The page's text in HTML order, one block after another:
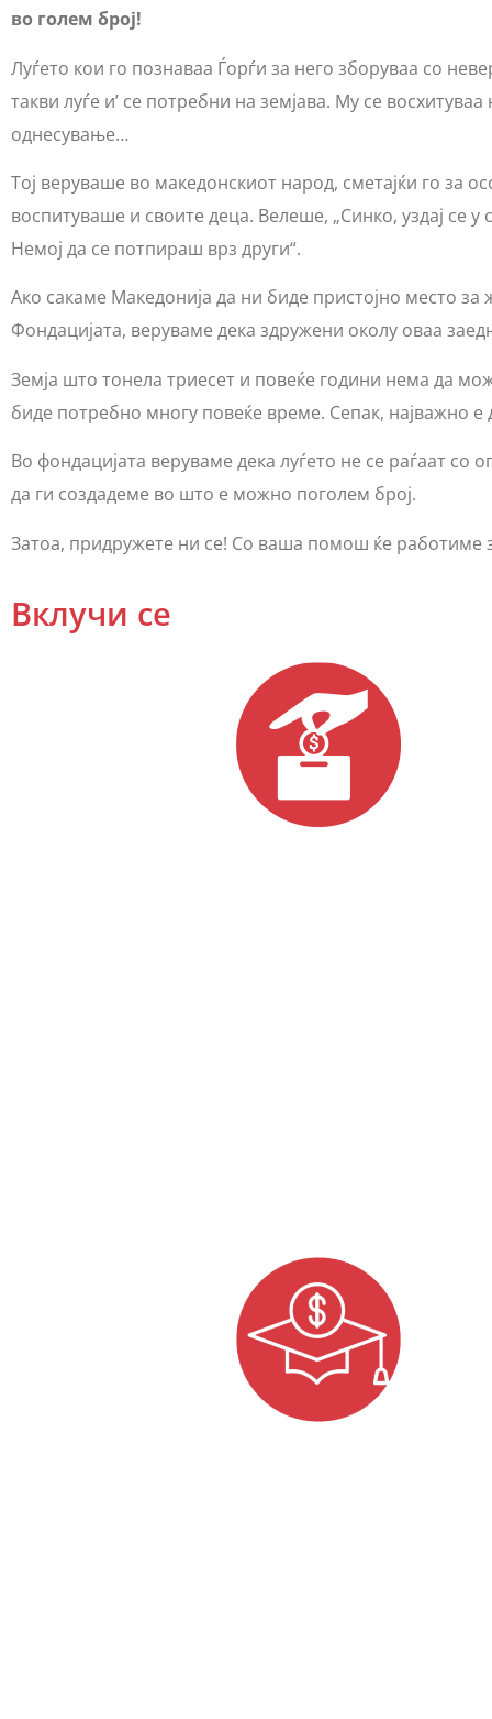
во голем број!
Луѓето кои го познаваа Ѓорѓи за него зборуваа со
такви луѓе и’ се потребни на земјава. Му се
однесување…
Тој веруваше во македонскиот народ, сметајќи го за
воспитуваше и своите деца. Велеше, „Синко, уздај се
Немој да се потпираш врз други“.
Ако сакаме Македонија да ни биде пристојно место
Фондацијата, веруваме дека здружени околу оваа
Земја што тонела триесет и повеќе години нема да
биде потребно многу повеќе време. Сепак, најважно
Во фондацијата веруваме дека луѓето не се раѓаат
да ги создадеме во што е можно поголем број.
Затоа, придружете ни се! Со ваша помош ќе работиме
Вклучи се